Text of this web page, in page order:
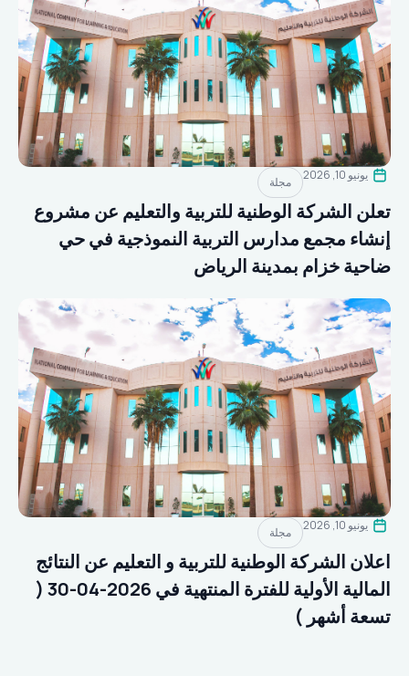
يونيو 10, 2026 مجلة
تعلن الشركة الوطنية للتربية والتعليم عن مشروع
إنشاء مجمع مدارس التربية النموذجية في حي
ضاحية خزام بمدينة الرياض
يونيو 10, 2026 مجلة
اعلان الشركة الوطنية للتربية و التعليم عن النتائج
المالية الأولية للفترة المنتهية في 2026-04-30 (
تسعة أشهر )